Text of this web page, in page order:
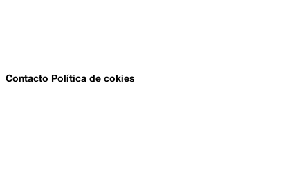
Contacto Política de cokies